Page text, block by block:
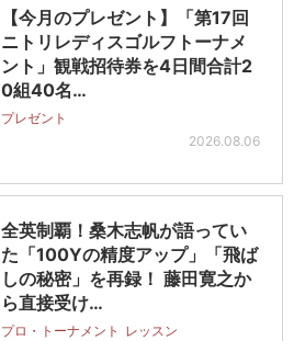
【今月のプレゼント】「第17回
ニトリレディスゴルフトーナメ
ント」観戦招待券を4日間合計2
0組40名…
プレゼント
2026.08.06
全英制覇！桑木志帆が語ってい
た「100Yの精度アップ」「飛ば
しの秘密」を再録！ 藤田寛之か
ら直接受け…
プロ・トーナメント レッスン